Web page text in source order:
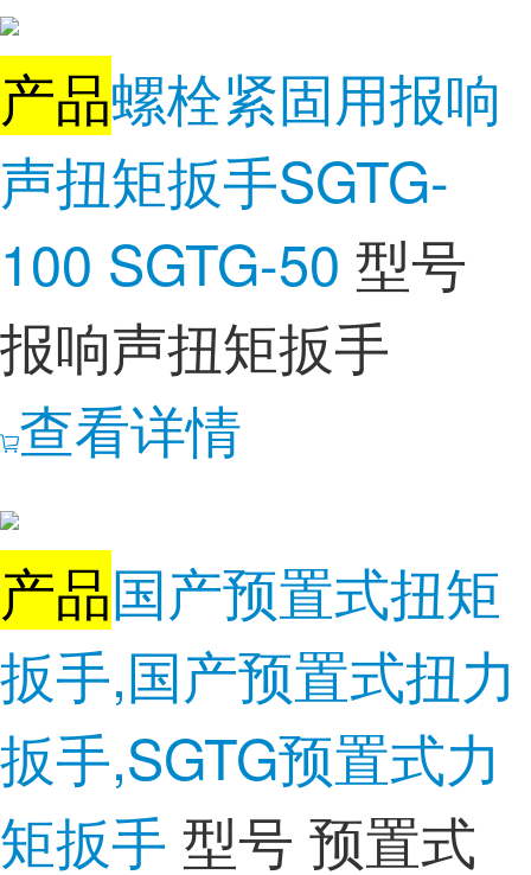
产品螺栓紧固用报响
声扭矩扳手SGTG-
100 SGTG-50 型号
报响声扭矩扳手
查看详情
产品国产预置式扭矩
扳手,国产预置式扭力
扳手,SGTG预置式力
矩扳手 型号 预置式